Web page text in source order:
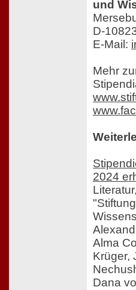
und
D-
E-Mail:
Mehr
2024
Alma
Krüger,
Dana